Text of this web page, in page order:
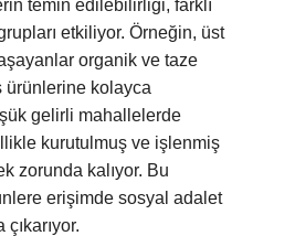
temin edilebilirliği, farklı
etkiliyor. Örneğin, üst
organik ve taze
ürünlerine kolayca
gelirli mahallelerde
kurutulmuş ve işlenmiş
zorunda kalıyor. Bu
erişimde sosyal adalet
çıkarıyor.